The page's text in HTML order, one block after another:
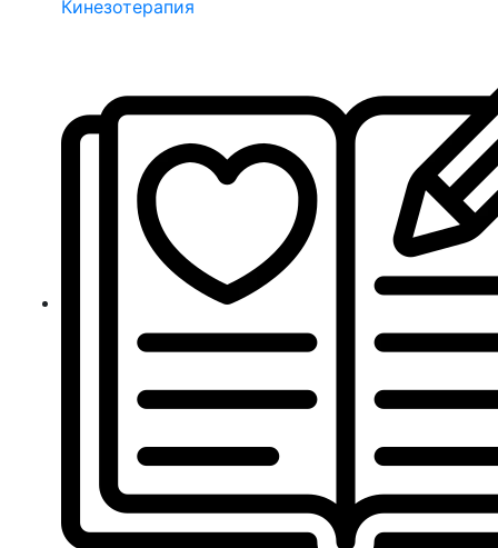
Кинезотерапия